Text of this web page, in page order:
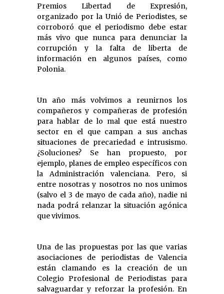
Premios Libertad de Expresión,
organizado por la Unió de Periodistes, se
corroboró que el periodismo debe estar
más vivo que nunca para denunciar la
corrupción y la falta de liberta de
información en algunos países, como
Polonia.
Un año más volvimos a reunirnos los
compañeros y compañeras de profesión
para hablar de lo mal que está nuestro
sector en el que campan a sus anchas
situaciones de precariedad e intrusismo.
¿Soluciones? Se han propuesto, por
ejemplo, planes de empleo específicos con
la Administración valenciana. Pero, si
entre nosotras y nosotros no nos unimos
(salvo el 3 de mayo de cada año), nadie ni
nada podrá relanzar la situación agónica
que vivimos.
Una de las propuestas por las que varias
asociaciones de periodistas de Valencia
están clamando es la creación de un
Colegio Profesional de Periodistas para
salvaguardar y reforzar la profesión. En